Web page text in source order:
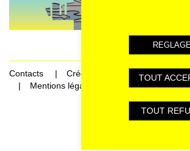
Contacts
Crédits
Mentions légales et données
TOUT
TOUT